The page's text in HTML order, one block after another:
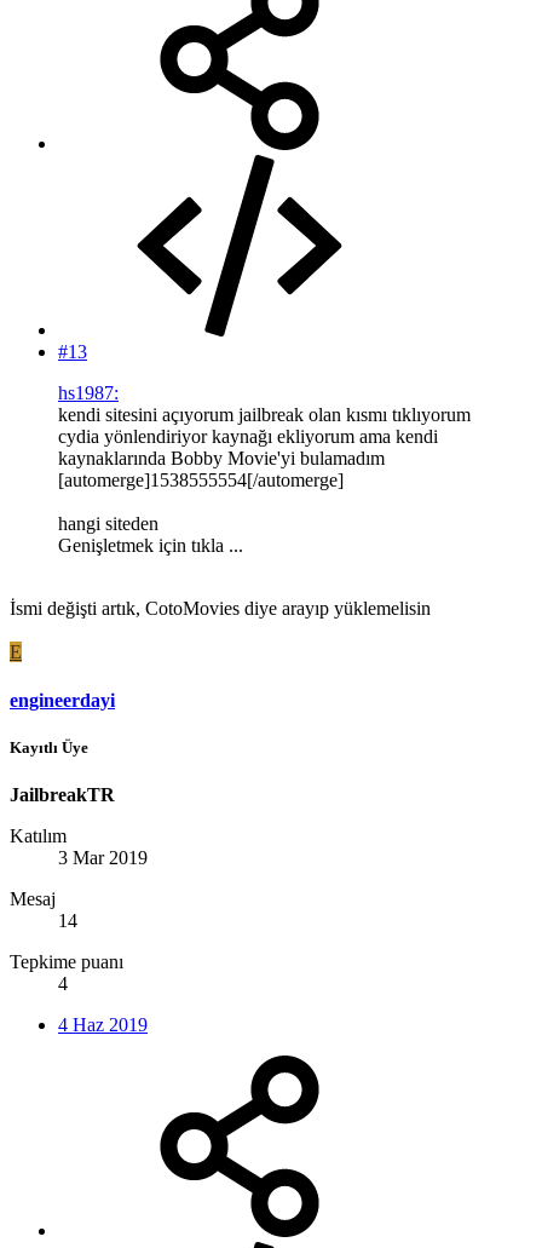
#13
hs1987:
kendi sitesini açıyorum jailbreak olan kısmı tıklıyorum
cydia yönlendiriyor kaynağı ekliyorum ama kendi
kaynaklarında Bobby Movie'yi bulamadım
[automerge]1538555554[/automerge]
hangi siteden
Genişletmek için tıkla ...
İsmi değişti artık, CotoMovies diye arayıp yüklemelisin
E
engineerdayi
Kayıtlı Üye
JailbreakTR
Katılım
3 Mar 2019
Mesaj
14
Tepkime puanı
4
4 Haz 2019